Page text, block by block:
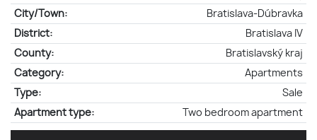
City/Town:
Bratislava-Dúbravka
District:
Bratislava IV
County:
Bratislavský kraj
Category:
Apartments
Type:
Sale
Apartment type:
Two bedroom apartment